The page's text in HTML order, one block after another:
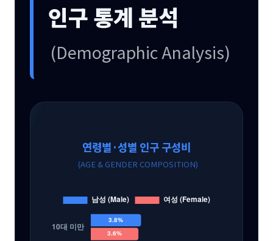
인구 통계 분석
(Demographic Analysis)
연령별·성별 인구 구성비
(AGE & GENDER COMPOSITION)